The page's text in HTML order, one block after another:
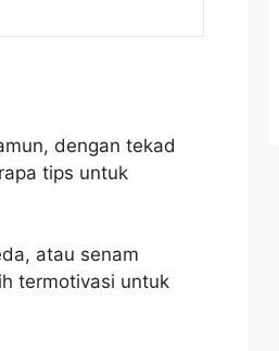
dengan tekad
tips untuk
atau senam
termotivasi untuk